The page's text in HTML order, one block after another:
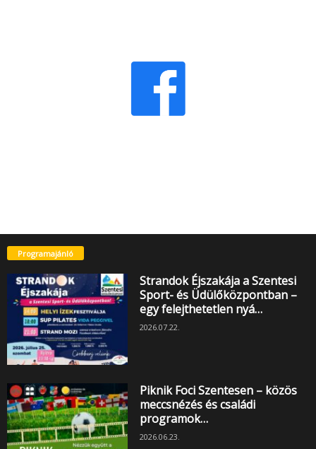
Programajánló
Strandok Éjszakája a Szentesi
Sport- és Üdülőközpontban –
egy felejthetetlen nyá…
2026.07.22.
Piknik Foci Szentesen – közös
meccsnézés és családi
programok…
2026.06.23.